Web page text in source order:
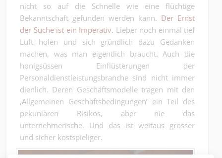
nicht so auf die Schnelle wie eine flüchtige
Bekanntschaft gefunden werden kann. Der Ernst
der Suche ist ein Imperativ. Lieber noch einmal tief
Luft holen und sich gründlich dazu Gedanken
machen, was man eigentlich braucht. Auch die
honigsüssen Einflüsterungen der
Personaldienstleistungsbranche sind nicht immer
dienlich. Deren Geschäftsmodelle tragen mit den
‚Allgemeinen Geschäftsbedingungen’ ein Teil des
pekuniären Risikos, aber nie das
unternehmerische. Und das ist weitaus grösser
und sicher kostspieliger.